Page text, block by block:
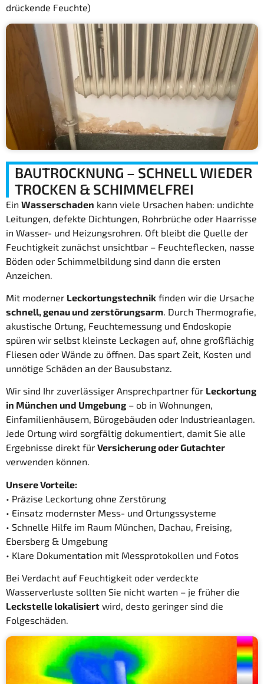
drückende Feuchte)
BAUTROCKNUNG – SCHNELL WIEDER
TROCKEN & SCHIMMELFREI
Ein Wasserschaden kann viele Ursachen haben: undichte
Leitungen, defekte Dichtungen, Rohrbrüche oder Haarrisse
in Wasser- und Heizungsrohren. Oft bleibt die Quelle der
Feuchtigkeit zunächst unsichtbar – Feuchteflecken, nasse
Böden oder Schimmelbildung sind dann die ersten
Anzeichen.
Mit moderner Leckortungstechnik finden wir die Ursache
schnell, genau und zerstörungsarm. Durch Thermografie,
akustische Ortung, Feuchtemessung und Endoskopie
spüren wir selbst kleinste Leckagen auf, ohne großflächig
Fliesen oder Wände zu öffnen. Das spart Zeit, Kosten und
unnötige Schäden an der Bausubstanz.
Wir sind Ihr zuverlässiger Ansprechpartner für Leckortung
in München und Umgebung – ob in Wohnungen,
Einfamilienhäusern, Bürogebäuden oder Industrieanlagen.
Jede Ortung wird sorgfältig dokumentiert, damit Sie alle
Ergebnisse direkt für Versicherung oder Gutachter
verwenden können.
Unsere Vorteile:
• Präzise Leckortung ohne Zerstörung
• Einsatz modernster Mess- und Ortungssysteme
• Schnelle Hilfe im Raum München, Dachau, Freising,
Ebersberg & Umgebung
• Klare Dokumentation mit Messprotokollen und Fotos
Bei Verdacht auf Feuchtigkeit oder verdeckte
Wasserverluste sollten Sie nicht warten – je früher die
Leckstelle lokalisiert wird, desto geringer sind die
Folgeschäden.